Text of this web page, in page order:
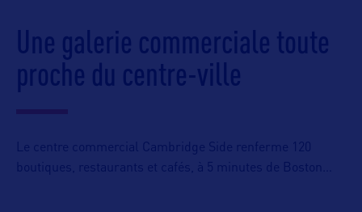
Une galerie commerciale toute
proche du centre-ville
Le centre commercial Cambridge Side renferme 120
boutiques, restaurants et cafés, à 5 minutes de Boston…